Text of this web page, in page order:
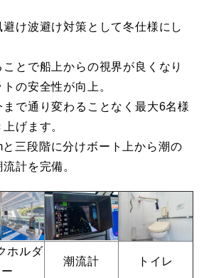
け波避け対策として冬仕様にし
とで船上からの視界が良くなり
の安全性が向上。
で通り変わることなく最大6名様
げます。
三段階に分けボート上から潮の
計を完備。
ホルダ
ー
潮流計 トイレ